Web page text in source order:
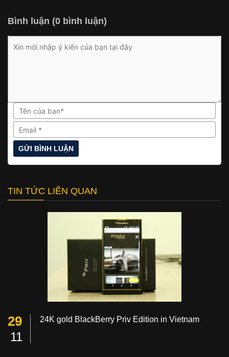
Bình luận (0 bình luận)
TIN TỨC LIÊN QUAN
29
11
24K gold BlackBerry Priv Edition in Vietnam